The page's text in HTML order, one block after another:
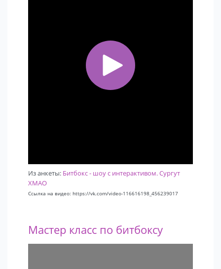
Из анкеты: Битбокс - шоу с интерактивом. Сургут
ХМАО
Ссылка на видео: https://vk.com/video-116616198_456239017
Мастер класс по битбоксу